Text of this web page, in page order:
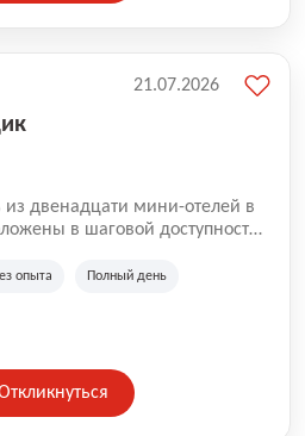
из двенадцати мини-отелей в
в шаговой доступности
Ботанический сад,
Профсоюзная и
опыта Полный день
21.07.2026